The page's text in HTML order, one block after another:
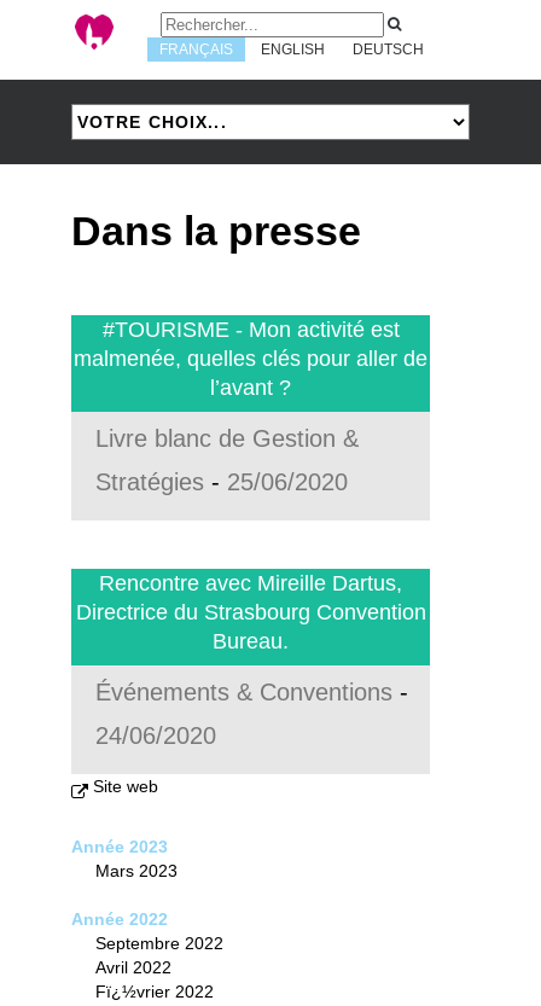
FRANÇAIS ENGLISH DEUTSCH
Dans la presse
#TOURISME - Mon activité est
malmenée, quelles clés pour aller de
l’avant ?
Livre blanc de Gestion &
Stratégies - 25/06/2020
Rencontre avec Mireille Dartus,
Directrice du Strasbourg Convention
Bureau.
Événements & Conventions -
24/06/2020
Site web
Année 2023
Mars 2023
Année 2022
Septembre 2022
Avril 2022
Fï¿½vrier 2022